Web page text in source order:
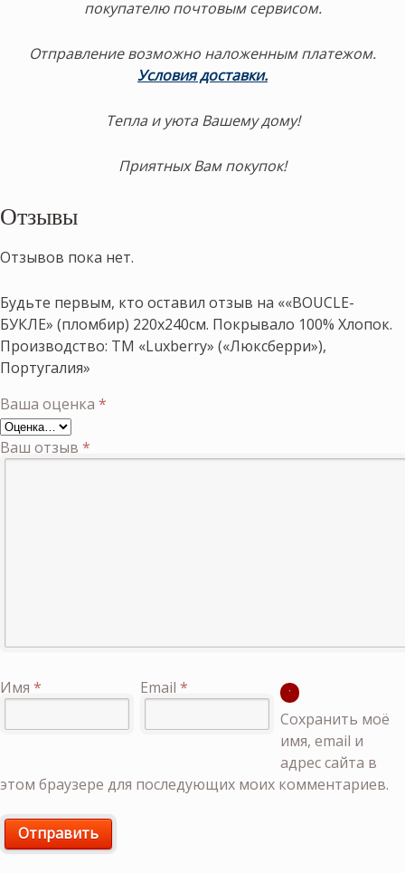
покупателю почтовым сервисом.
Отправление возможно наложенным платежом.
Условия доставки.
Тепла и уюта Вашему дому!
Приятных Вам покупок!
Отзывы
Отзывов пока нет.
Будьте первым, кто оставил отзыв на ««BOUCLE-
БУКЛЕ» (пломбир) 220х240см. Покрывало 100% Хлопок.
Производство: ТМ «Luxberry» («Люксберри»),
Португалия»
Ваша оценка *
Ваш отзыв *
Имя * Email *
Сохранить моё
имя, email и
адрес сайта в
этом браузере для последующих моих комментариев.